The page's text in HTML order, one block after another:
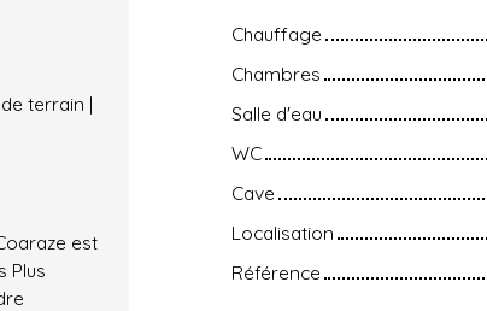
terrain |
est
Plus
Chauffage
Chambres
Salle d'eau
WC
Cave
Localisation
Référence